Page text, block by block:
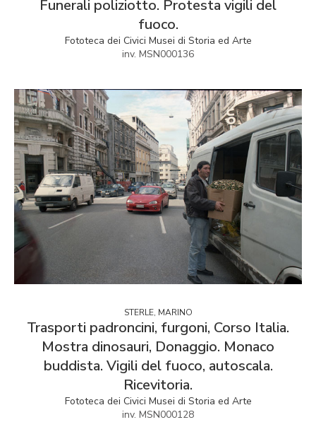
Funerali poliziotto. Protesta vigili del
fuoco.
Fototeca dei Civici Musei di Storia ed Arte
inv. MSN000136
STERLE, MARINO
Trasporti padroncini, furgoni, Corso Italia.
Mostra dinosauri, Donaggio. Monaco
buddista. Vigili del fuoco, autoscala.
Ricevitoria.
Fototeca dei Civici Musei di Storia ed Arte
inv. MSN000128